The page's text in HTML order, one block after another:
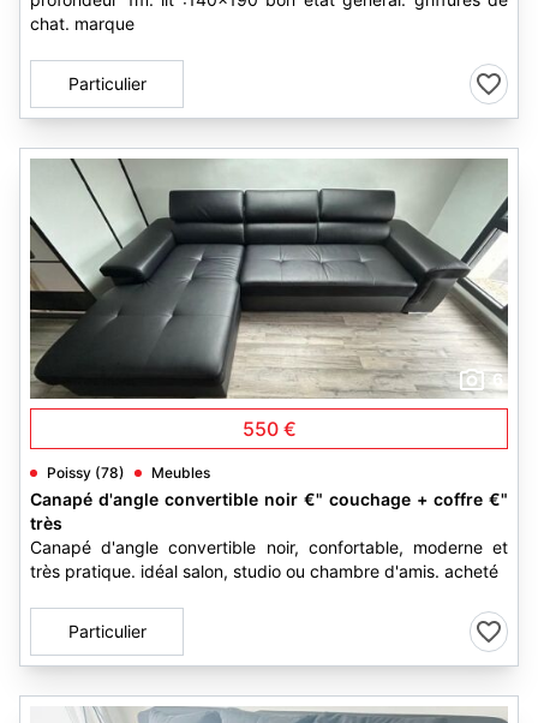
chat. marque
Particulier
6
550 €
Poissy (78) Meubles
Canapé d'angle convertible noir €" couchage + coffre €"
très
Canapé d'angle convertible noir, confortable, moderne et
très pratique. idéal salon, studio ou chambre d'amis. acheté
Particulier